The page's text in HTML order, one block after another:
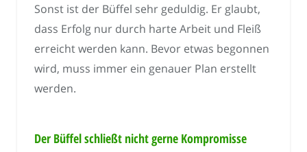
Sonst ist der Büffel sehr geduldig. Er glaubt,
dass Erfolg nur durch harte Arbeit und Fleiß
erreicht werden kann. Bevor etwas begonnen
wird, muss immer ein genauer Plan erstellt
werden.
Der Büffel schließt nicht gerne Kompromisse